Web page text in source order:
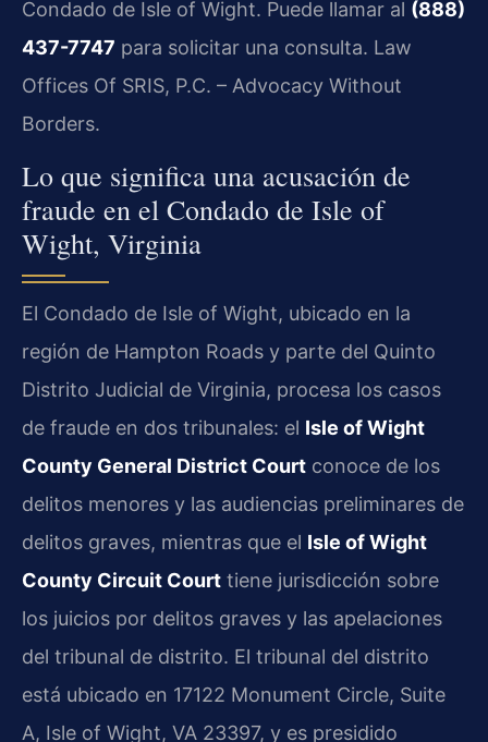
Condado de Isle of Wight. Puede llamar al (888)
437-7747 para solicitar una consulta. Law
Offices Of SRIS, P.C. – Advocacy Without
Borders.
Lo que significa una acusación de
fraude en el Condado de Isle of
Wight, Virginia
El Condado de Isle of Wight, ubicado en la
región de Hampton Roads y parte del Quinto
Distrito Judicial de Virginia, procesa los casos
de fraude en dos tribunales: el Isle of Wight
County General District Court conoce de los
delitos menores y las audiencias preliminares de
delitos graves, mientras que el Isle of Wight
County Circuit Court tiene jurisdicción sobre
los juicios por delitos graves y las apelaciones
del tribunal de distrito. El tribunal del distrito
está ubicado en 17122 Monument Circle, Suite
A, Isle of Wight, VA 23397, y es presidido